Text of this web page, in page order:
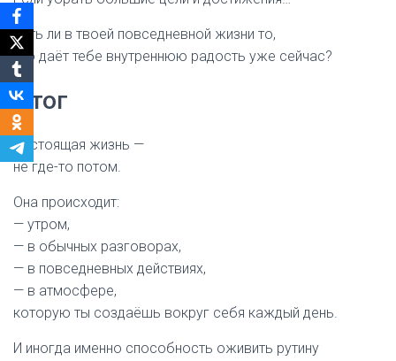
Есть ли в твоей повседневной жизни то,
что даёт тебе внутреннюю радость уже сейчас?
Итог
Настоящая жизнь —
не где-то потом.
Она происходит:
— утром,
— в обычных разговорах,
— в повседневных действиях,
— в атмосфере,
которую ты создаёшь вокруг себя каждый день.
И иногда именно способность оживить рутину